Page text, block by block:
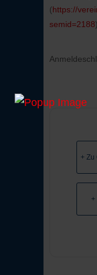
(https://
semid=2188).
+
+